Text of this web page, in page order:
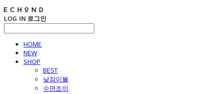
LOG IN 로그인
HOME
NEW
SHOP
BEST
낮잠이불
수면조끼